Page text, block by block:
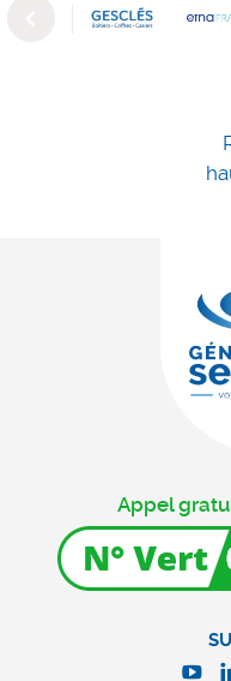
Previous
Appel